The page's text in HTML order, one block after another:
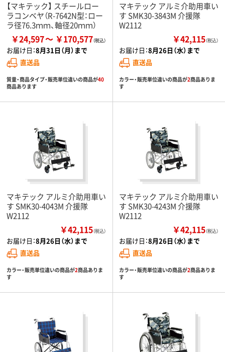
【マキテック】 スチールロー
ラコンベヤ（R-7642N型：ロー
ラ径76.3ｍｍ、軸径20ｍｍ）
￥24,597 ￥170,577
お届け日：8月31日（月）まで
直送品
質量・商品タイプ・販売単位違いの商品が40
商品あります
マキテック アルミ介助用車い
す SMK30-3843M 介援隊
W2112
￥42,115（税込）
お届け日：8月26日（水）まで
直送品
カラー・販売単位違いの商品が2商品ありま
す
マキテック アルミ介助用車い
す SMK30-4043M 介援隊
W2112
￥42,115（税込）
お届け日：8月26日（水）まで
直送品
カラー・販売単位違いの商品が2商品ありま
す
マキテック アルミ介助用車い
す SMK30-4243M 介援隊
W2112
￥42,115（税込）
お届け日：8月26日（水）まで
直送品
カラー・販売単位違いの商品が2商品ありま
す